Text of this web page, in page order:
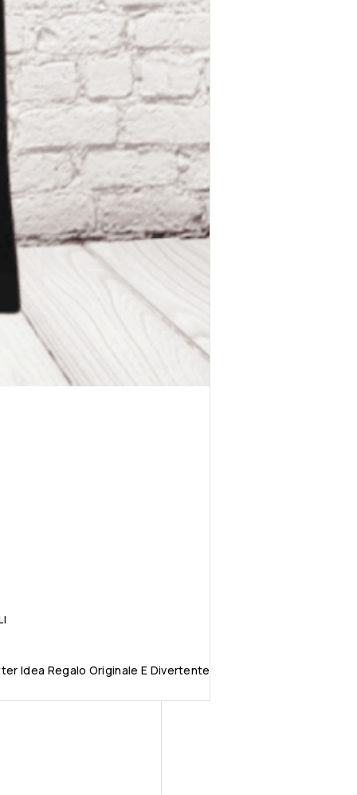
Idea Regalo Originale E Divertente